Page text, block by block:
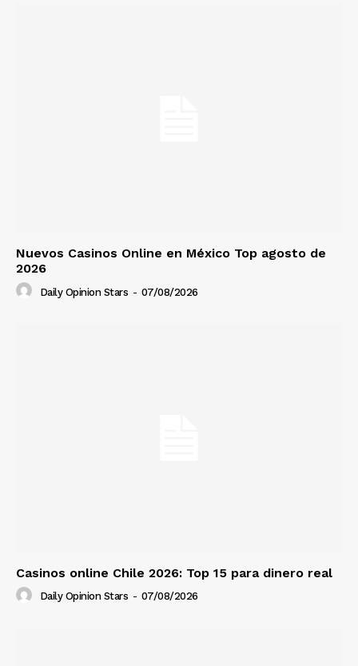
Nuevos Casinos Online en México Top agosto de
2026
Daily Opinion Stars - 07/08/2026
Casinos online Chile 2026: Top 15 para dinero real
Daily Opinion Stars - 07/08/2026